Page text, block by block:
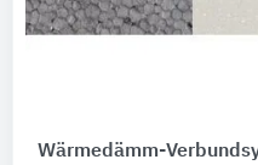
Wärmedämm-